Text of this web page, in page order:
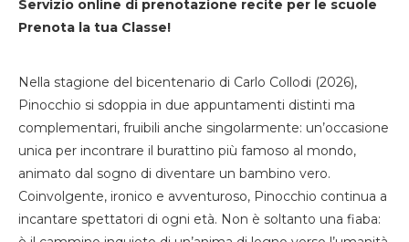
Servizio online di prenotazione recite per le scuole
Prenota la tua Classe!
Nella stagione del bicentenario di Carlo Collodi (2026),
Pinocchio si sdoppia in due appuntamenti distinti ma
complementari, fruibili anche singolarmente: un’occasione
unica per incontrare il burattino più famoso al mondo,
animato dal sogno di diventare un bambino vero.
Coinvolgente, ironico e avventuroso, Pinocchio continua a
incantare spettatori di ogni età. Non è soltanto una fiaba: